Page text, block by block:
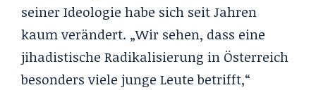
seiner Ideologie habe sich seit Jahren
kaum verändert. „Wir sehen, dass eine
jihadistische Radikalisierung in Österreich
besonders viele junge Leute betrifft,“